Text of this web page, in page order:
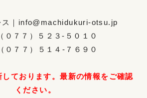
ス｜info@machidukuri-otsu.jp
０７７）５２３-５０１０
０７７）５１４-７６９０
ております。最新の情報をご確認
ください。